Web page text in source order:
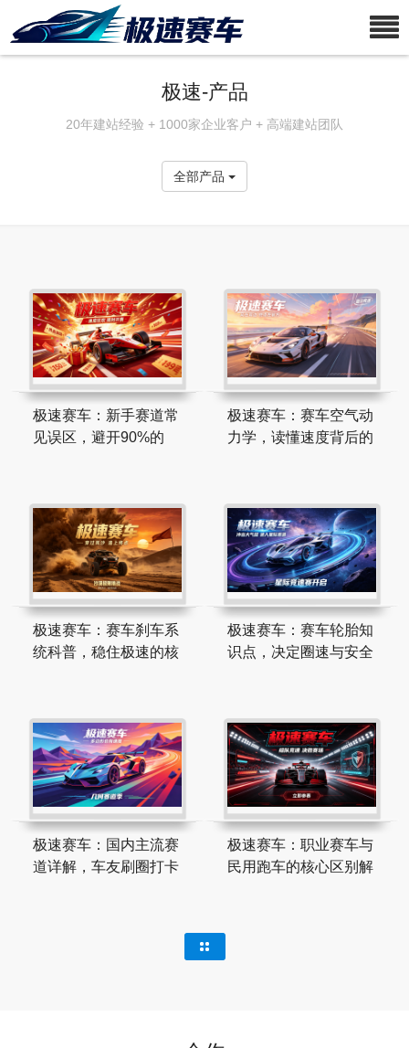
极速-产品
20年建站经验 + 1000家企业客户 + 高端建站团队
全部产品
极速赛车：新手赛道常
见误区，避开90%的
极速赛车：赛车空气动
力学，读懂速度背后的
极速赛车：赛车刹车系
统科普，稳住极速的核
极速赛车：赛车轮胎知
识点，决定圈速与安全
极速赛车：国内主流赛
道详解，车友刷圈打卡
极速赛车：职业赛车与
民用跑车的核心区别解